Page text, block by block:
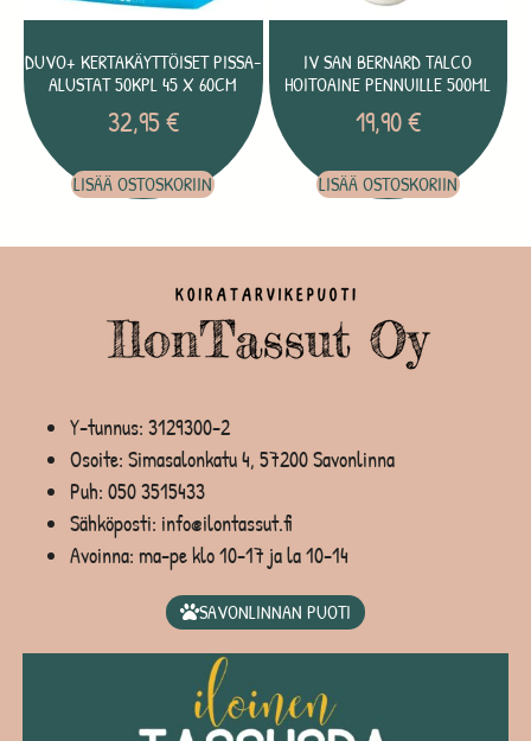
DUVO+ KERTAKÄYTTÖISET PISSA-
ALUSTAT 50KPL 45 X 60CM
32,95€
LISÄÄ OSTOSKORIIN
IV SAN BERNARD TALCO
HOITOAINE PENNUILLE 500ML
19,90€
LISÄÄ OSTOSKORIIN
Y-tunnus: 3129300-2
Osoite: Simasalonkatu 4, 57200 Savonlinna
Puh: 050 3515433
Sähköposti: info@ilontassut.fi
Avoinna: ma-pe klo 10-17 ja la 10-14
SAVONLINNAN PUOTI